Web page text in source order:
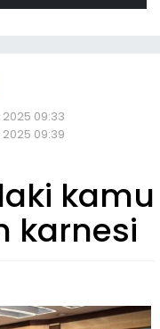
09:33
09:39
kamu
karnesi